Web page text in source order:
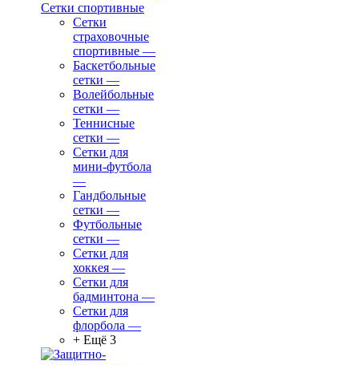
Сетки спортивные
Сетки
страховочные
спортивные —
Баскетбольные
сетки —
Волейбольные
сетки —
Теннисные
сетки —
Сетки для
мини-футбола
—
Гандбольные
сетки —
Футбольные
сетки —
Сетки для
хоккея —
Сетки для
бадминтона —
Сетки для
флорбола —
+ Ещё 3